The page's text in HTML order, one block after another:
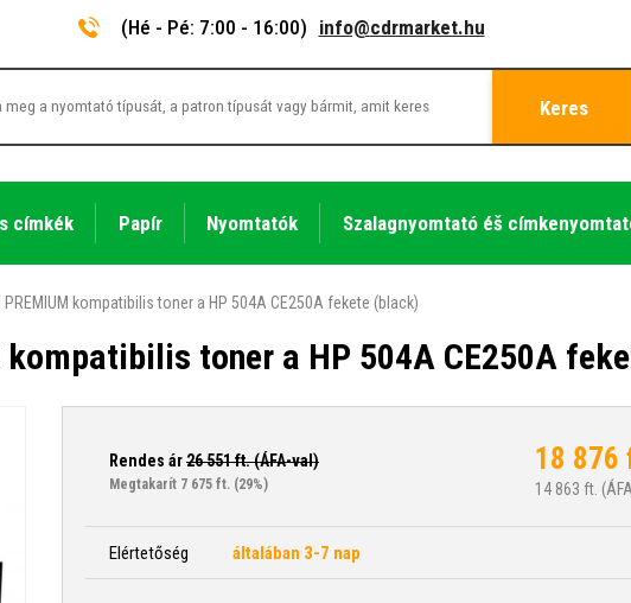
(Hé - Pé: 7:00 - 16:00) info@cdrmarket.hu
Keres
címkék Papír Nyomtatók Szalagnyomtató éš
kompatibilis toner a HP 504A CE250A fekete (black)
kompatibilis toner a HP 504A CE250A
Rendes ár26 551ft. (ÁFA-val)
Megtakarít 7 675 ft. (29%)
18 876
14 863 ft.
Elértetőség általában 3-7 nap